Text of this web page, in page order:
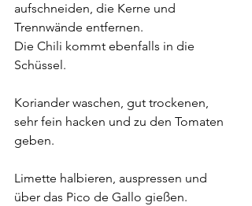
aufschneiden, die Kerne und
Trennwände entfernen.
Die Chili kommt ebenfalls in die
Schüssel.
Koriander waschen, gut trockenen,
sehr fein hacken und zu den Tomaten
geben.
Limette halbieren, auspressen und
über das Pico de Gallo gießen.